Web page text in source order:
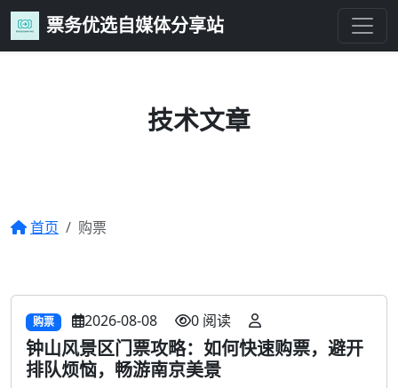
票务优选自媒体分享站
技术文章
首页 购票
购票 2026-08-08 0 阅读
钟山风景区门票攻略：如何快速购票，避开
排队烦恼，畅游南京美景